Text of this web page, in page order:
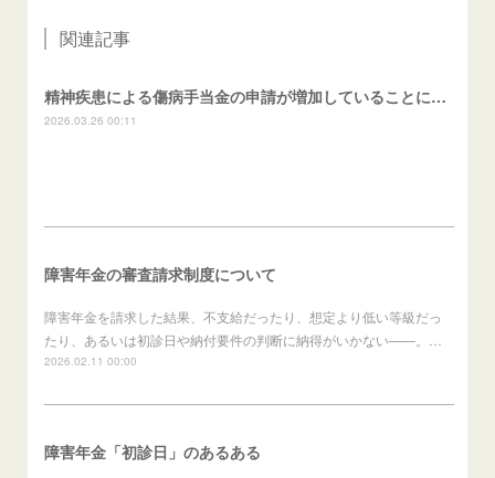
関連記事
精神疾患による傷病手当金の申請が増加していることについて
2026.03.26 00:11
障害年金の審査請求制度について
障害年金を請求した結果、不支給だったり、想定より低い等級だっ
たり、あるいは初診日や納付要件の判断に納得がいかない——。…
2026.02.11 00:00
障害年金「初診日」のあるある